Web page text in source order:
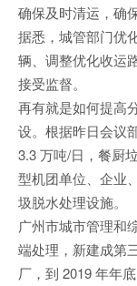
确保及时清运，确
据悉，城管部门优
辆、调整优化收运
接受监督。
再有就是如何提高
设。根据昨日会议
3.3 万吨/日，餐厨
型机团单位、企业
圾脱水处理设施。
广州市城市管理和
端处理，新建成第
厂，到 2019 年年